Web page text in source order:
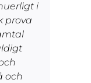
i
prova
och